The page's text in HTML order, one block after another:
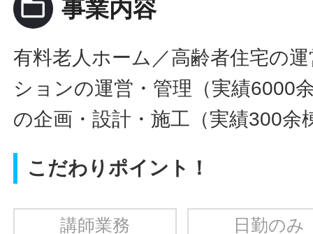
folder_open 事業内容
有料老人ホーム／高齢者住宅の
ションの運営・管理（実績6000
の企画・設計・施工（実績300余
こだわりポイント！
講師業務 日勤のみ